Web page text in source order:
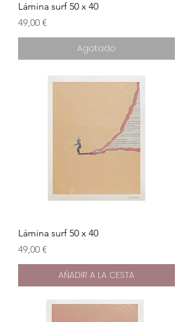
Lámina surf 50 x 40
Precio
49,00 €
Agotado
Lámina surf 50 x 40
Precio
49,00 €
AÑADIR A LA CESTA